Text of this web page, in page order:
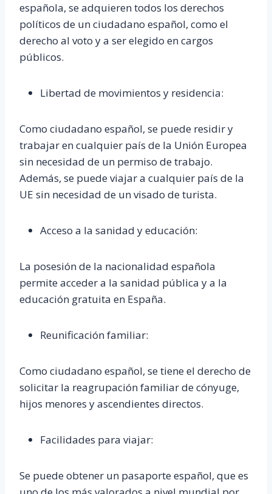
española, se adquieren todos los derechos
políticos de un ciudadano español, como el
derecho al voto y a ser elegido en cargos
públicos.
Libertad de movimientos y residencia:
Como ciudadano español, se puede residir y
trabajar en cualquier país de la Unión Europea
sin necesidad de un permiso de trabajo.
Además, se puede viajar a cualquier país de la
UE sin necesidad de un visado de turista.
Acceso a la sanidad y educación:
La posesión de la nacionalidad española
permite acceder a la sanidad pública y a la
educación gratuita en España.
Reunificación familiar:
Como ciudadano español, se tiene el derecho de
solicitar la reagrupación familiar de cónyuge,
hijos menores y ascendientes directos.
Facilidades para viajar:
Se puede obtener un pasaporte español, que es